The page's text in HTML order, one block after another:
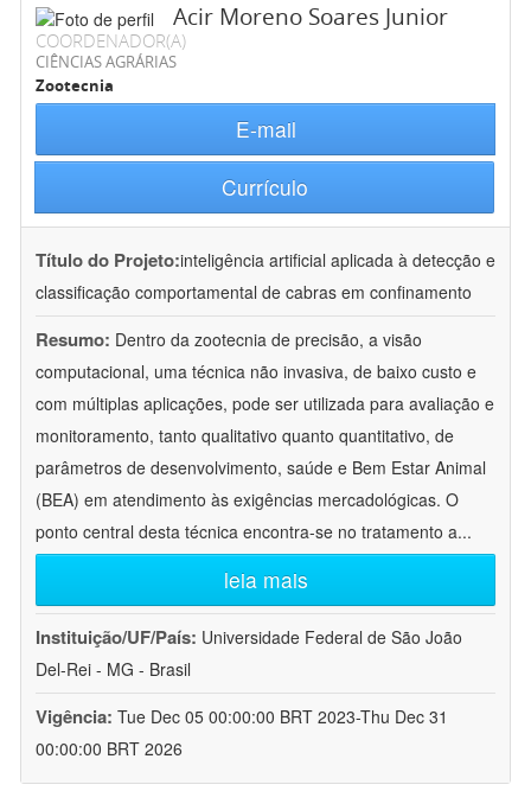
Acir Moreno Soares Junior
COORDENADOR(A)
CIÊNCIAS AGRÁRIAS
Zootecnia
E-mail
Currículo
Título do Projeto:inteligência artificial aplicada à detecção e
classificação comportamental de cabras em confinamento
Resumo: Dentro da zootecnia de precisão, a visão
computacional, uma técnica não invasiva, de baixo custo e
com múltiplas aplicações, pode ser utilizada para avaliação e
monitoramento, tanto qualitativo quanto quantitativo, de
parâmetros de desenvolvimento, saúde e Bem Estar Animal
(BEA) em atendimento às exigências mercadológicas. O
ponto central desta técnica encontra-se no tratamento a...
leia mais
Instituição/UF/País: Universidade Federal de São João
Del-Rei - MG - Brasil
Vigência: Tue Dec 05 00:00:00 BRT 2023-Thu Dec 31
00:00:00 BRT 2026